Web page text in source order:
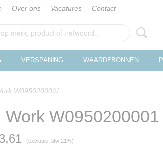
Over ons Vacatures Contact
VERSPANING WAARDEBONNEN
W0950200001
Work W0950200001
(exclusief btw 21%)